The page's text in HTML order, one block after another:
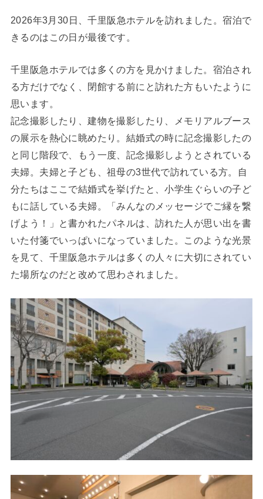
2026年3月30日、千里阪急ホテルを訪れました。宿泊で
きるのはこの日が最後です。
千里阪急ホテルでは多くの方を見かけました。宿泊され
る方だけでなく、閉館する前にと訪れた方もいたように
思います。
記念撮影したり、建物を撮影したり、メモリアルブース
の展示を熱心に眺めたり。結婚式の時に記念撮影したの
と同じ階段で、もう一度、記念撮影しようとされている
夫婦。夫婦と子ども、祖母の3世代で訪れている方。自
分たちはここで結婚式を挙げたと、小学生ぐらいの子ど
もに話している夫婦。「みんなのメッセージでご縁を繋
げよう！」と書かれたパネルは、訪れた人が思い出を書
いた付箋でいっぱいになっていました。このような光景
を見て、千里阪急ホテルは多くの人々に大切にされてい
た場所なのだと改めて思わされました。